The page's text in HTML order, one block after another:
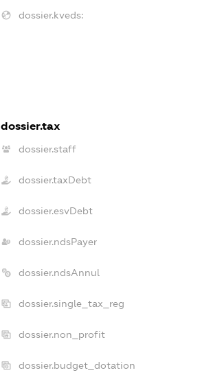
dossier.kveds:
dossier.tax
dossier.staff
dossier.taxDebt
dossier.esvDebt
dossier.ndsPayer
dossier.ndsAnnul
dossier.single_tax_reg
dossier.non_profit
dossier.budget_dotation